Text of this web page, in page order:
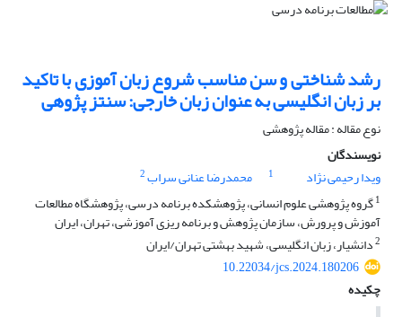
رشد شناختی و سن مناسب شروع زبان آموزی با تاکید
بر زبان انگلیسی به عنوان زبان خارجی: سنتز پژوهی
نوع مقاله : مقاله پژوهشی
نویسندگان
ویدا رحیمی نژاد
1 محمدرضا عنانی سراب2
1گروه پژوهشی علوم انسانی، پژوهشکده برنامه درسی، پژوهشگاه مطالعات
آموزش و پرورش، سازمان پژوهش و برنامه ریزی آموزشی، تهران، ایران
2دانشیار، زبان انگلیسی، شهید بهشتی تهران/ایران
10.22034/jcs.2024.180206
چکیده